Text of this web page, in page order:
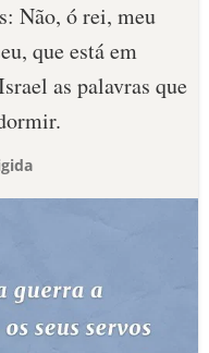
Não, ó rei, meu
que está em
as palavras que